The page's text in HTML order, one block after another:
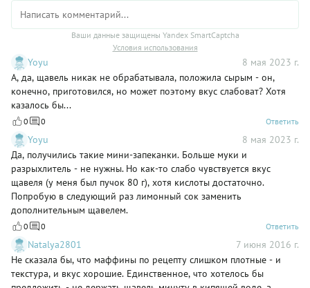
Ваши данные защищены Yandex SmartCaptcha
Условия использования
Yoyu
8 мая 2023 г.
А, да, щавель никак не обрабатывала, положила сырым - он,
конечно, приготовился, но может поэтому вкус слабоват? Хотя
казалось бы...
0 0 Ответить
Yoyu
8 мая 2023 г.
Да, получились такие мини-запеканки. Больше муки и
разрыхлитель - не нужны. Но как-то слабо чувствуется вкус
щавеля (у меня был пучок 80 г), хотя кислоты достаточно.
Попробую в следующий раз лимонный сок заменить
дополнительным щавелем.
0 0 Ответить
Natalya2801
7 июня 2016 г.
Не сказала бы, что маффины по рецепту слишком плотные - и
текстура, и вкус хорошие. Единственное, что хотелось бы